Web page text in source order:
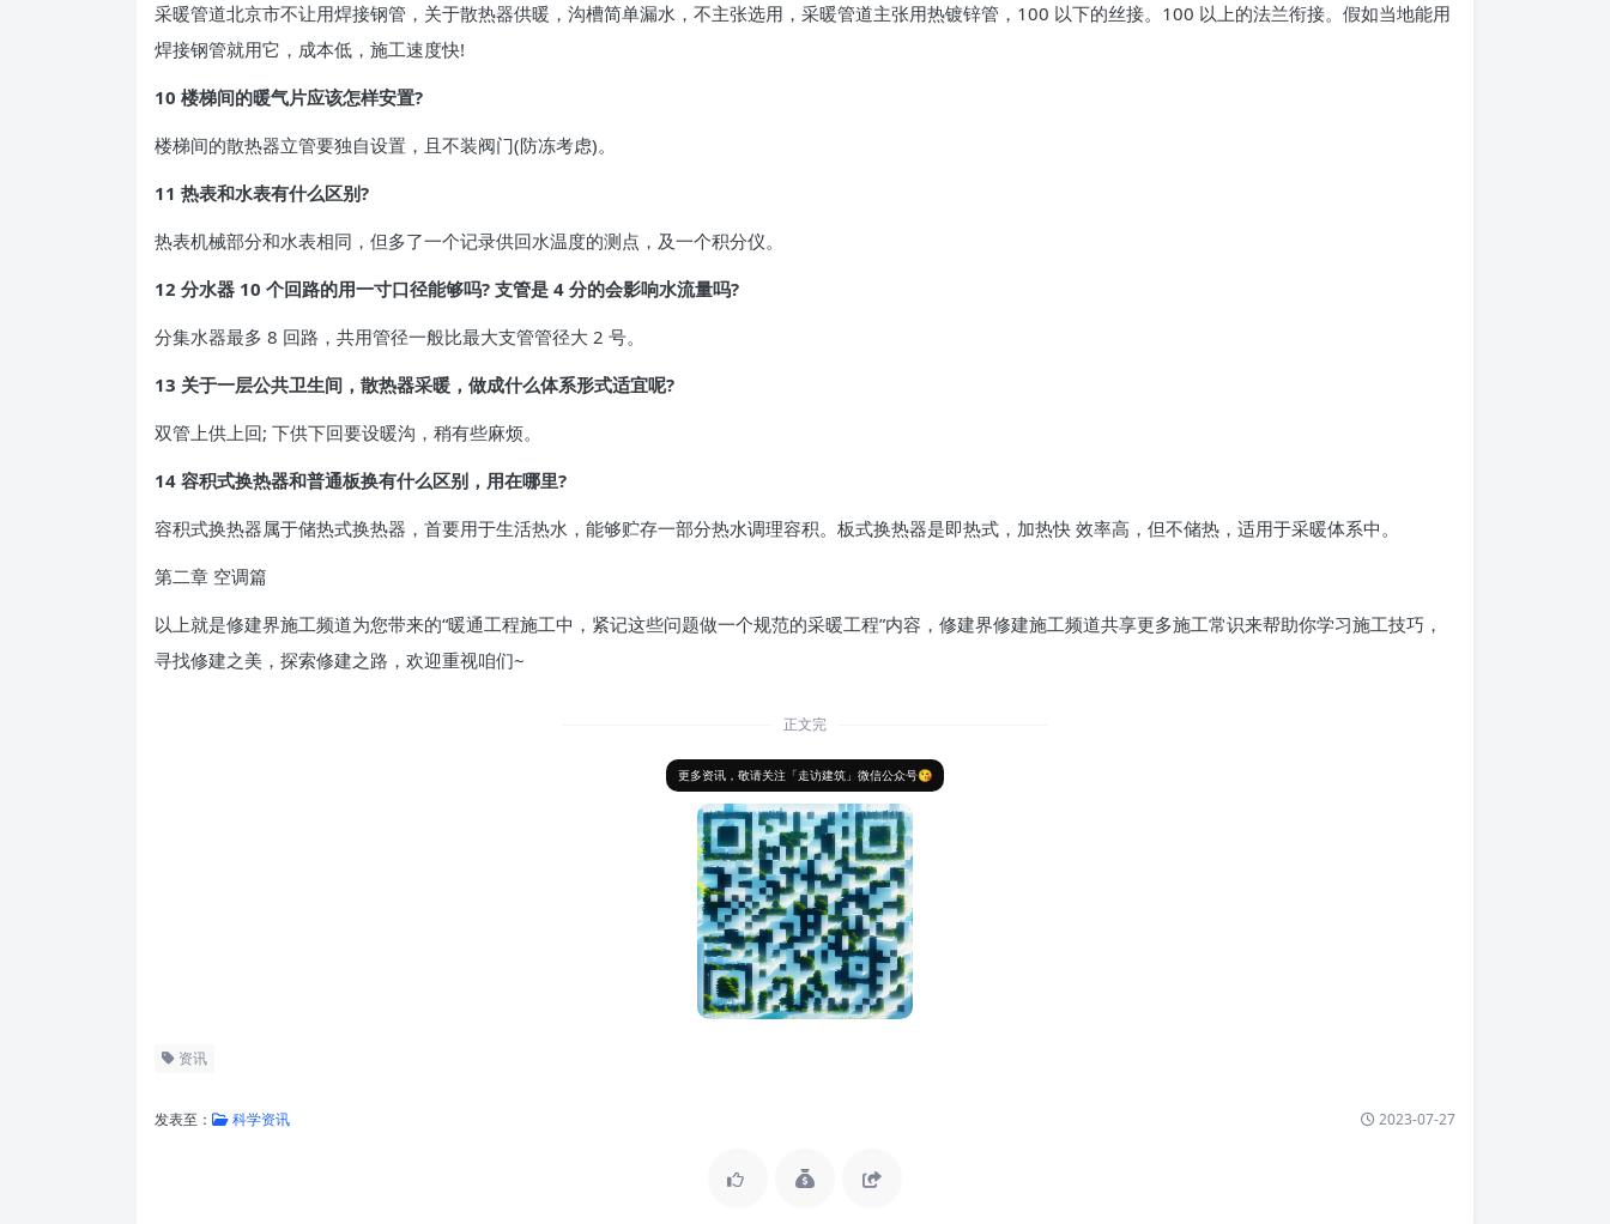
采暖管道北京市不让用焊接钢管，关于散热器供暖，沟槽简单漏水，不主张选用，采暖管道主张用热镀锌管，100 以下的丝接。100 以上的法兰衔接。假如当地能用
焊接钢管就用它，成本低，施工速度快!
10 楼梯间的暖气片应该怎样安置?
楼梯间的散热器立管要独自设置，且不装阀门(防冻考虑)。
11 热表和水表有什么区别?
热表机械部分和水表相同，但多了一个记录供回水温度的测点，及一个积分仪。
12 分水器 10 个回路的用一寸口径能够吗? 支管是 4 分的会影响水流量吗?
分集水器最多 8 回路，共用管径一般比最大支管管径大 2 号。
13 关于一层公共卫生间，散热器采暖，做成什么体系形式适宜呢?
双管上供上回; 下供下回要设暖沟，稍有些麻烦。
14 容积式换热器和普通板换有什么区别，用在哪里?
容积式换热器属于储热式换热器，首要用于生活热水，能够贮存一部分热水调理容积。板式换热器是即热式，加热快 效率高，但不储热，适用于采暖体系中。
第二章 空调篇
以上就是修建界施工频道为您带来的“暖通工程施工中，紧记这些问题做一个规范的采暖工程”内容，修建界修建施工频道共享更多施工常识来帮助你学习施工技巧，
寻找修建之美，探索修建之路，欢迎重视咱们~
正文完
更多资讯，敬请关注「走访建筑」微信公众号😘
资讯
发表至： 科学资讯 2023-07-27